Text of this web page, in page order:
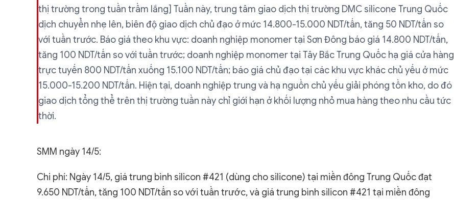
thị trường trong tuần trầm lắng] Tuần này, trung tâm giao dịch thị trường DMC silicone Trung Quốc
dịch chuyển nhẹ lên, biên độ giao dịch chủ đạo ở mức 14.800-15.000 NDT/tấn, tăng 50 NDT/tấn so
với tuần trước. Báo giá theo khu vực: doanh nghiệp monomer tại Sơn Đông báo giá 14.800 NDT/tấn,
tăng 100 NDT/tấn so với tuần trước; doanh nghiệp monomer tại Tây Bắc Trung Quốc hạ giá cửa hàng
trực tuyến 800 NDT/tấn xuống 15.100 NDT/tấn; báo giá chủ đạo tại các khu vực khác chủ yếu ở mức
15.000-15.200 NDT/tấn. Hiện tại, doanh nghiệp trung và hạ nguồn chủ yếu giải phóng tồn kho, do đó
giao dịch tổng thể trên thị trường tuần này chỉ giới hạn ở khối lượng nhỏ mua hàng theo nhu cầu tức
thời.
SMM ngày 14/5:
Chi phí: Ngày 14/5, giá trung bình silicon #421 (dùng cho silicone) tại miền đông Trung Quốc đạt
9.650 NDT/tấn, tăng 100 NDT/tấn so với tuần trước, và giá trung bình silicon #421 tại miền đông